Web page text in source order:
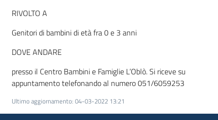
RIVOLTO A
Genitori di bambini di età fra 0 e 3 anni
DOVE ANDARE
presso il Centro Bambini e Famiglie L’Oblò. Si riceve su
appuntamento telefonando al numero 051/6059253
Ultimo aggiornamento: 04-03-2022 13:21